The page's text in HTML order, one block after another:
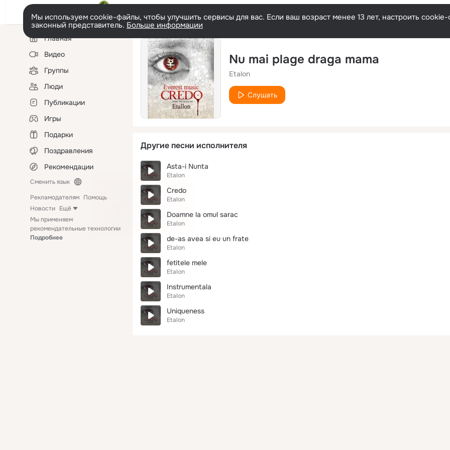
Мы используем cookie-файлы, чтобы улучшить сервисы для вас. Если ваш возраст менее 13 лет, настроить
законный представитель. Больше информации
Левая
колонкаГлавная
Видео
Группы
Люди
Публикации
Игры
Подарки
Поздравления
Рекомендации
Сменить язык
Рекламодателям Помощь
Новости Ещё
Мы применяем
рекомендательные технологии
Подробнее
Nu mai plage draga mama
Etalon
Слушать
Другие песни исполнителя
Asta-i Nunta
Etalon
Credo
Etalon
Doamne la omul sarac
Etalon
de-as avea si eu un frate
Etalon
fetitele mele
Etalon
Instrumentala
Etalon
Uniqueness
Etalon